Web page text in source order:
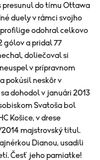
presunul do tímu Ottawa
duely v rámci svojho
odohral celkovo
gólov a pridal 77
doliečoval si
v prípravnom
pokúsil neskôr v
dohodol v januári 2013
Svatoša bol
Košice, v drese
majstrovský titul.
Dianou, usadili
Česť jeho pamiatke!